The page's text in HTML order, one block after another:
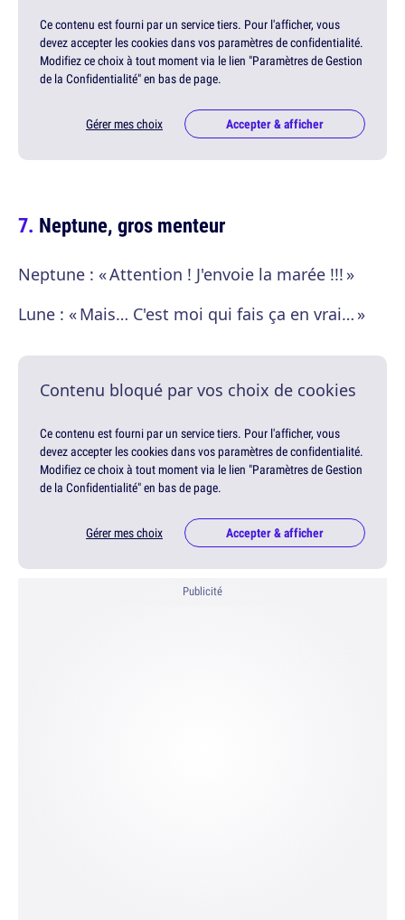
Ce contenu est fourni par un service tiers. Pour l'afficher, vous
devez accepter les cookies dans vos paramètres de confidentialité.
Modifiez ce choix à tout moment via le lien "Paramètres de Gestion
de la Confidentialité" en bas de page.
Gérer mes choix Accepter & afficher
Neptune, gros menteur
Neptune : « Attention ! J'envoie la marée !!! »
Lune : « Mais… C'est moi qui fais ça en vrai… »
Contenu bloqué par vos choix de cookies
Ce contenu est fourni par un service tiers. Pour l'afficher, vous
devez accepter les cookies dans vos paramètres de confidentialité.
Modifiez ce choix à tout moment via le lien "Paramètres de Gestion
de la Confidentialité" en bas de page.
Gérer mes choix Accepter & afficher
Publicité